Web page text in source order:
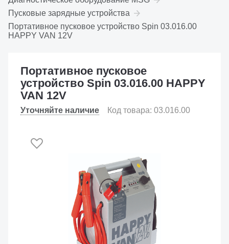
Пусковые зарядные устройства
Портативное пусковое устройство Spin 03.016.00
HAPPY VAN 12V
Портативное пусковое
устройство Spin 03.016.00 HAPPY
VAN 12V
Уточняйте наличие Код товара: 03.016.00